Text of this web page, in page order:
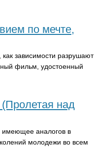
по мечте,
зависимости разрушают
фильм, удостоенный
над
имеющее аналогов в
молодежи во всем